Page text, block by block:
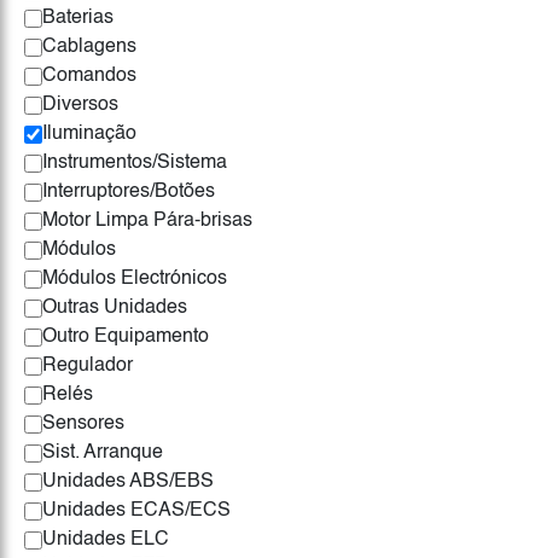
Baterias
Cablagens
Comandos
Diversos
Iluminação
Instrumentos/Sistema
Interruptores/Botões
Motor Limpa Pára-brisas
Módulos
Módulos Electrónicos
Outras Unidades
Outro Equipamento
Regulador
Relés
Sensores
Sist. Arranque
Unidades ABS/EBS
Unidades ECAS/ECS
Unidades ELC